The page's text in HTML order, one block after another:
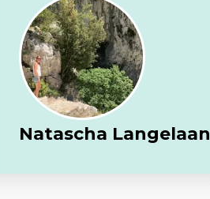
Natascha Langelaan